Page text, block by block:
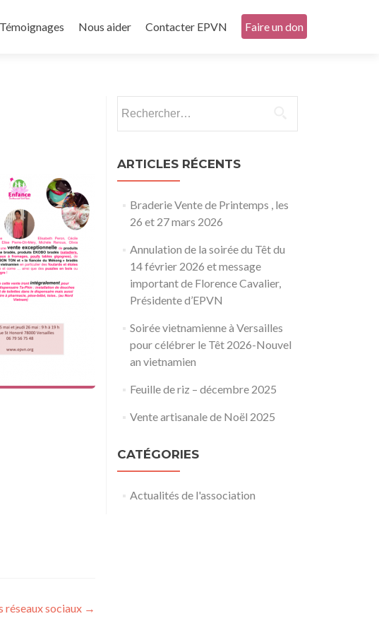
Témoignages Nous aider Contacter EPVN Faire un don
réseaux sociaux →
ARTICLES RÉCENTS
Braderie Vente de Printemps , les
26 et 27 mars 2026
Annulation de la soirée du Têt du
14 février 2026 et message
important de Florence Cavalier,
Présidente d’EPVN
Soirée vietnamienne à Versailles
pour célébrer le Têt 2026-Nouvel
an vietnamien
Feuille de riz – décembre 2025
Vente artisanale de Noël 2025
CATÉGORIES
Actualités de l'association